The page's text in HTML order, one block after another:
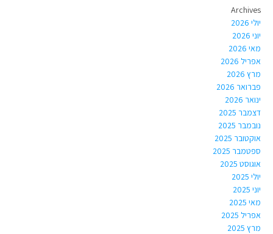
Archives
יולי 2026
יוני 2026
מאי 2026
אפריל 2026
מרץ 2026
פברואר 2026
ינואר 2026
דצמבר 2025
נובמבר 2025
אוקטובר 2025
ספטמבר 2025
אוגוסט 2025
יולי 2025
יוני 2025
מאי 2025
אפריל 2025
מרץ 2025